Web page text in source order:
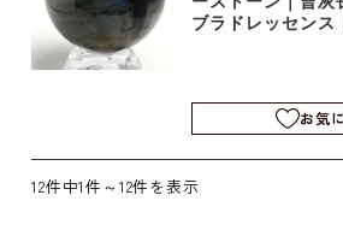
ブラドレッセン
お気
12件中1件～12件を表示